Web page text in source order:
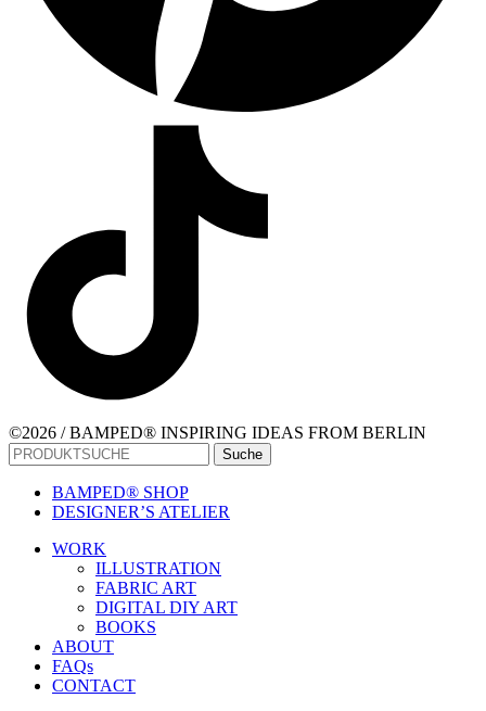
©2026 / BAMPED® INSPIRING IDEAS FROM BERLIN
Suche
BAMPED® SHOP
DESIGNER’S ATELIER
WORK
ILLUSTRATION
FABRIC ART
DIGITAL DIY ART
BOOKS
ABOUT
FAQs
CONTACT